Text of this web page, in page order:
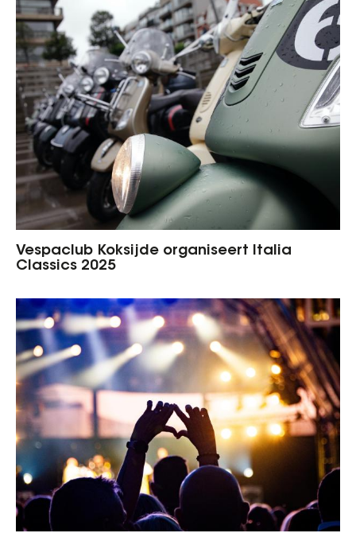
Vespaclub Koksijde organiseert Italia
Classics 2025